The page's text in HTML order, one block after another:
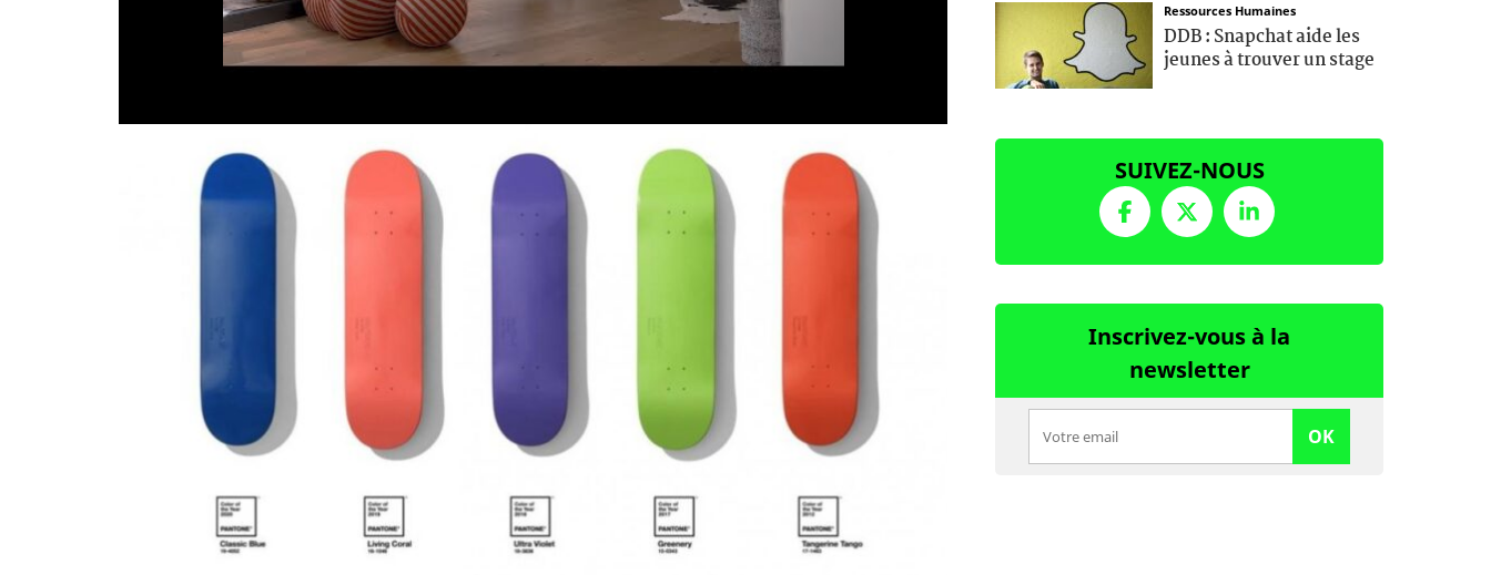
Ressources Humaines
DDB : Snapchat aide les
jeunes à trouver un stage
SUIVEZ-NOUS
Inscrivez-vous à la
newsletter
OK